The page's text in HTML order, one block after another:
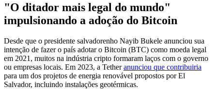
"O ditador mais legal do mundo"
impulsionando a adoção do Bitcoin
Desde que o presidente salvadorenho Nayib Bukele anunciou sua
intenção de fazer o país adotar o Bitcoin (BTC) como moeda legal
em 2021, muitos na indústria cripto formaram laços com o governo
ou empresas locais. Em 2023, a Tetheranunciou que contribuiria
para um dos projetos de energia renovável propostos por El
Salvador, incluindo instalações geotérmicas.